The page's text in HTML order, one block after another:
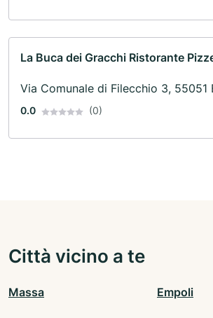
La Buca dei Gracchi Ristorante
Via Comunale di Filecchio 3, 55051
0.0 (0)
Città vicino a te
Massa Empoli